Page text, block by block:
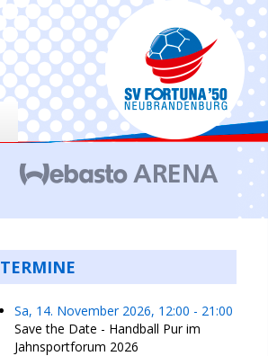
TERMINE
Sa, 14. November 2026, 12:00 - 21:00
Save the Date - Handball Pur im
Jahnsportforum 2026